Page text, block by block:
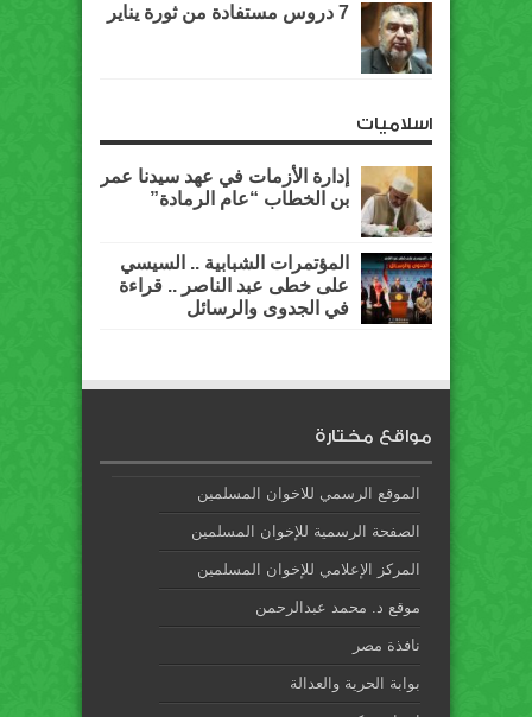
7 دروس مستفادة من ثورة يناير
اسلاميات
إدارة الأزمات في عهد سيدنا عمر
بن الخطاب “عام الرمادة”
المؤتمرات الشبابية .. السيسي
على خطى عبد الناصر .. قراءة
في الجدوى والرسائل
مواقع مختارة
الموقع الرسمي للاخوان المسلمين
الصفحة الرسمية للإخوان المسلمين
المركز الإعلامي للإخوان المسلمين
موقع د. محمد عبدالرحمن
نافذة مصر
بوابة الحرية والعدالة